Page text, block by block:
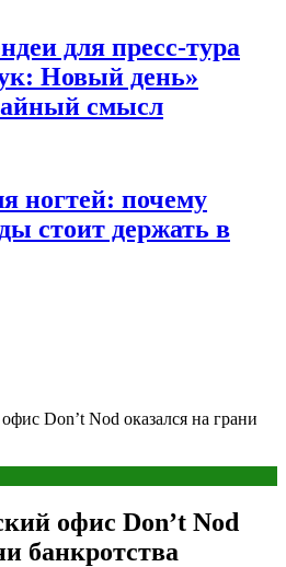
для пресс-тура
Новый день»
смысл
ногтей: почему
стоит держать в
Don’t Nod оказался на грани
офис Don’t Nod
банкротства